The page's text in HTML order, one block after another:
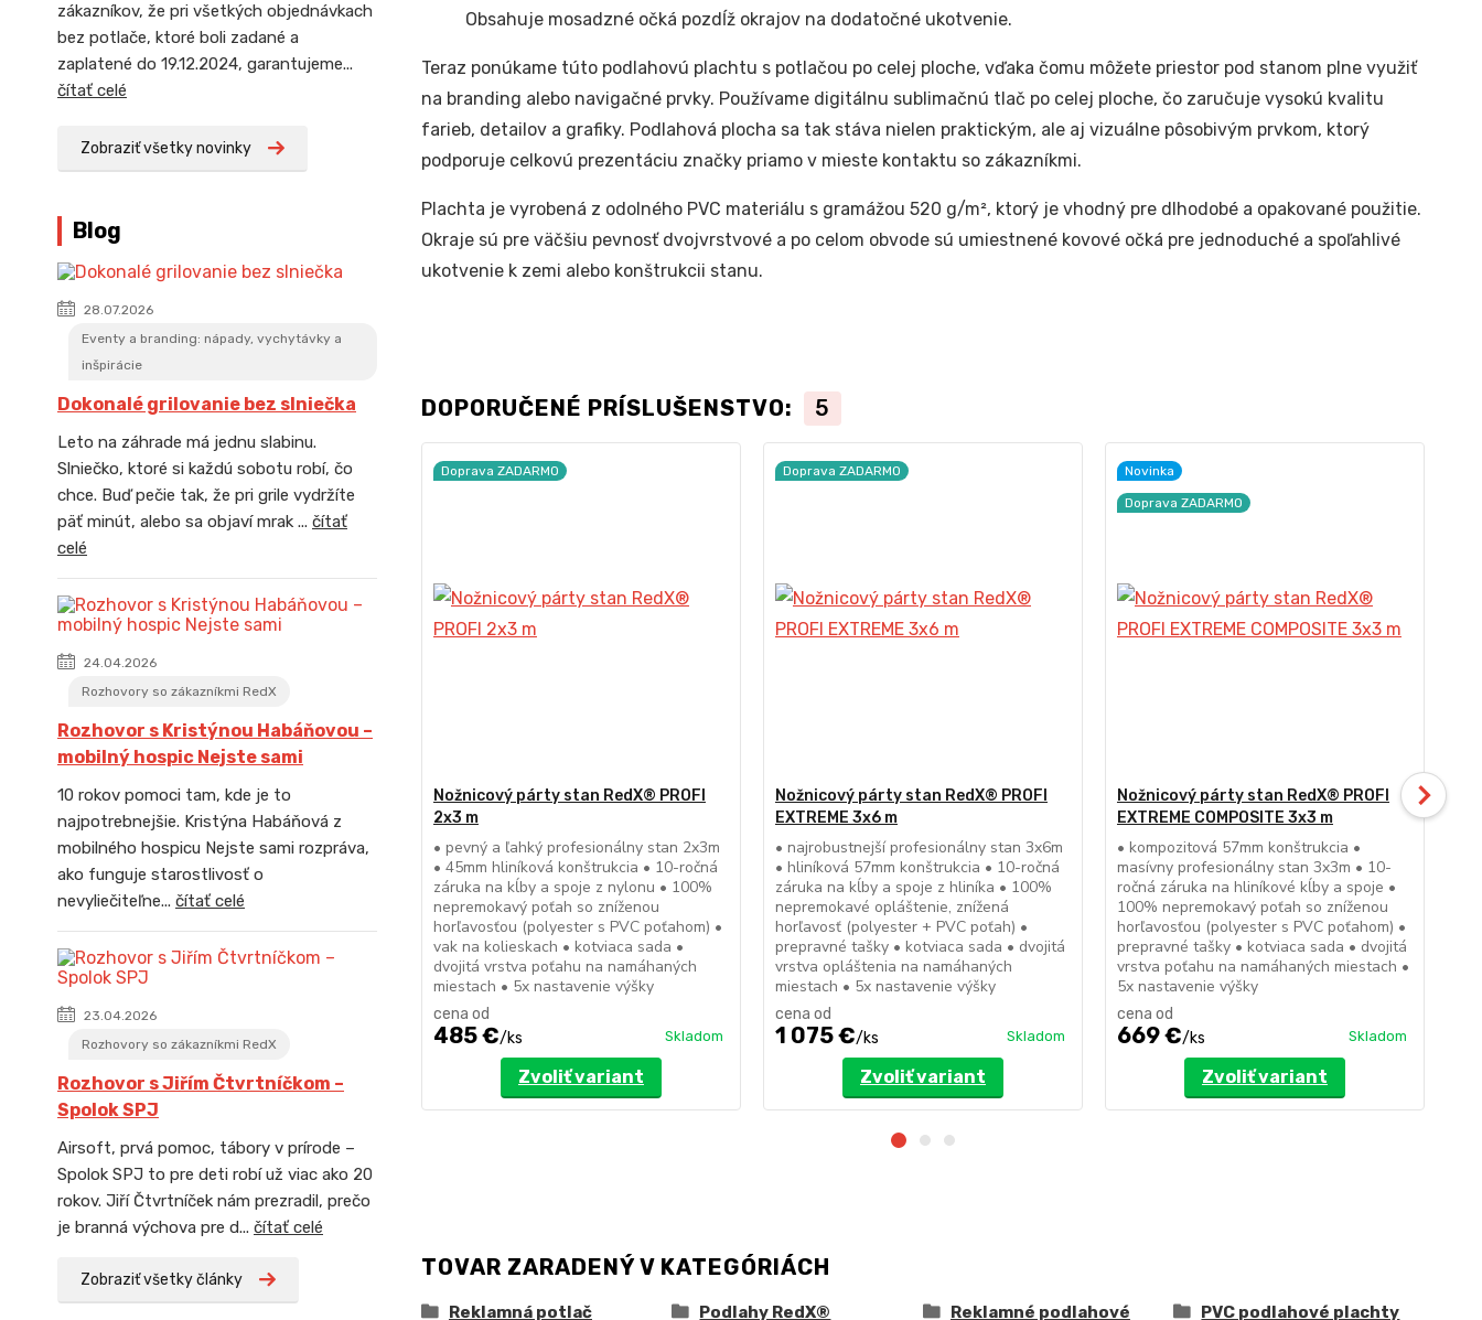
zákazníkov, že pri všetkých objednávkach
bez potlače, ktoré boli zadané a
zaplatené do 19.12.2024, garantujeme...
čítať celé
Zobraziť všetky novinky
Blog
28.07.2026
Eventy a branding: nápady, vychytávky a
inšpirácie
Dokonalé grilovanie bez slniečka
Leto na záhrade má jednu slabinu.
Slniečko, ktoré si každú sobotu robí, čo
chce. Buď pečie tak, že pri grile vydržíte
päť minút, alebo sa objaví mrak ... čítať
celé
24.04.2026
Rozhovory so zákazníkmi RedX
Rozhovor s Kristýnou Habáňovou –
mobilný hospic Nejste sami
10 rokov pomoci tam, kde je to
najpotrebnejšie. Kristýna Habáňová z
mobilného hospicu Nejste sami rozpráva,
ako funguje starostlivosť o
nevyliečiteľne... čítať celé
23.04.2026
Rozhovory so zákazníkmi RedX
Rozhovor s Jiřím Čtvrtníčkom –
Spolok SPJ
Airsoft, prvá pomoc, tábory v prírode –
Spolok SPJ to pre deti robí už viac ako 20
rokov. Jiří Čtvrtníček nám prezradil, prečo
je branná výchova pre d... čítať celé
Zobraziť všetky články
Obsahuje mosadzné očká pozdĺž okrajov na dodatočné ukotvenie.
Teraz ponúkame túto podlahovú plachtu s potlačou po celej ploche, vďaka čomu môžete priestor pod stanom plne využiť
na branding alebo navigačné prvky. Používame digitálnu sublimačnú tlač po celej ploche, čo zaručuje vysokú kvalitu
farieb, detailov a grafiky. Podlahová plocha sa tak stáva nielen praktickým, ale aj vizuálne pôsobivým prvkom, ktorý
podporuje celkovú prezentáciu značky priamo v mieste kontaktu so zákazníkmi.
Plachta je vyrobená z odolného PVC materiálu s gramážou 520 g/m², ktorý je vhodný pre dlhodobé a opakované použitie.
Okraje sú pre väčšiu pevnosť dvojvrstvové a po celom obvode sú umiestnené kovové očká pre jednoduché a spoľahlivé
ukotvenie k zemi alebo konštrukcii stanu.
DOPORUČENÉ PRÍSLUŠENSTVO: 5
Doprava ZADARMO
Nožnicový párty stan RedX® PROFI
2x3 m
• pevný a ľahký profesionálny stan 2x3m
• 45mm hliníková konštrukcia • 10-ročná
záruka na kĺby a spoje z nylonu • 100%
nepremokavý poťah so zníženou
horľavosťou (polyester s PVC poťahom) •
vak na kolieskach • kotviaca sada •
dvojitá vrstva poťahu na namáhaných
miestach • 5x nastavenie výšky
cena od
485 €/ks Skladom
Zvoliť variant
Doprava ZADARMO
Nožnicový párty stan RedX® PROFI
EXTREME 3x6 m
• najrobustnejší profesionálny stan 3x6m
• hliníková 57mm konštrukcia • 10-ročná
záruka na kĺby a spoje z hliníka • 100%
nepremokavé opláštenie, znížená
horľavosť (polyester + PVC poťah) •
prepravné tašky • kotviaca sada • dvojitá
vrstva opláštenia na namáhaných
miestach • 5x nastavenie výšky
cena od
1 075 €/ks Skladom
Zvoliť variant
Novinka
Doprava ZADARMO
Nožnicový párty stan RedX® PROFI
EXTREME COMPOSITE 3x3 m
• kompozitová 57mm konštrukcia •
masívny profesionálny stan 3x3m • 10-
ročná záruka na hliníkové kĺby a spoje •
100% nepremokavý poťah so zníženou
horľavosťou (polyester s PVC poťahom) •
prepravné tašky • kotviaca sada • dvojitá
vrstva poťahu na namáhaných miestach •
5x nastavenie výšky
cena od
669 €/ks Skladom
Zvoliť variant
TOVAR ZARADENÝ V KATEGÓRIÁCH
Reklamná potlač Podlahy RedX® Reklamné podlahové PVC podlahové plachty